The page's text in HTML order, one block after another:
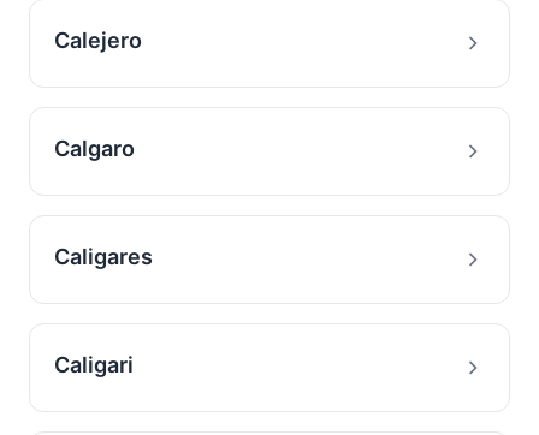
Calejero
Calgaro
Caligares
Caligari